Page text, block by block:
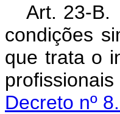
Art. 23-B.
condições
que trata o
Decreto nº